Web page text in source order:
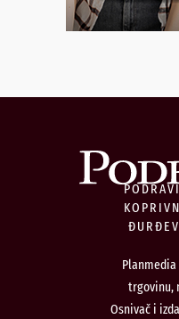
Planmedia
trgovinu,
Osnivač i